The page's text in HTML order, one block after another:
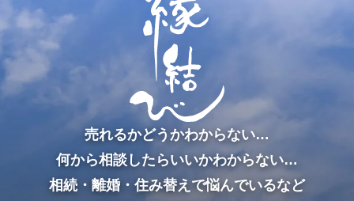
売れるかどうかわからない…
何から相談したらいいかわからない…
相続・離婚・住み替えで悩んでいるなど